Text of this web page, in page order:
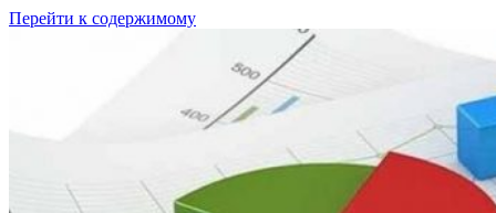
Перейти к содержимому